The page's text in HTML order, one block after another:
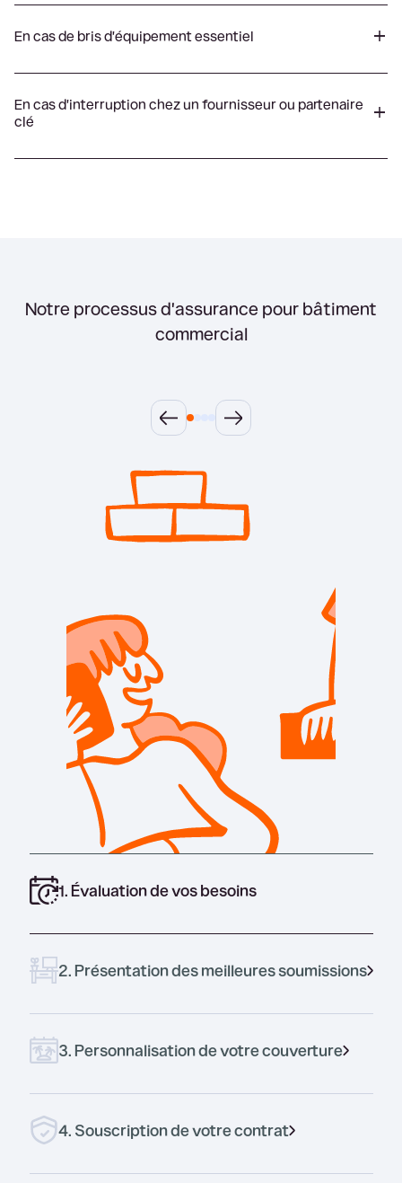
En cas de bris d'équipement essentiel
En cas d'interruption chez un fournisseur ou partenaire
clé
Notre processus d'assurance pour bâtiment
commercial
1. Évaluation de vos besoins
2. Présentation des meilleures soumissions
3. Personnalisation de votre couverture
4. Souscription de votre contrat